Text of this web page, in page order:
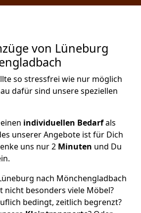
von Lüneburg
so stressfrei wie nur möglich
dafür sind unsere speziellen
individuellen Bedarfals
unserer Angebote ist für Dich
uns nur 2 Minuten und Du
nach Mönchen­gladbach
nicht besonders viele Möbel?
bedingt, zeitlich begrenzt?